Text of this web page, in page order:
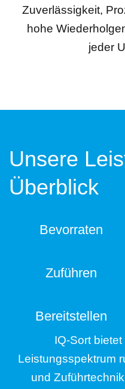
Zuverlässigkeit,
hohe
jeder
Unsere
Überblick
Bevorraten
Zuführen
Bereitstellen
IQ-Sort
Leistungsspektrum
und